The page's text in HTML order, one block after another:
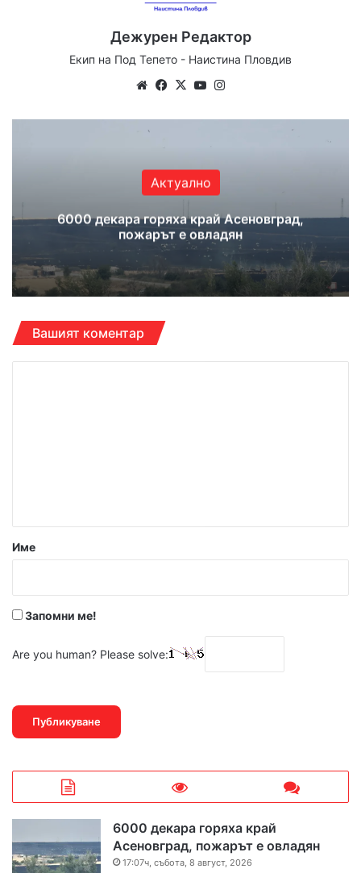
Дежурен Редактор
Екип на Под Тепето - Наистина Пловдив
WebsiteFacebook
X YouTube
Актуално
6000 декара горяха край Асеновград,
пожарът е овладян
Вашият коментар
р
Име
Запомни ме!
Are you human? Please solve:
6000 декара горяха край
Асеновград, пожарът е овладян
17:07ч, събота, 8 август, 2026